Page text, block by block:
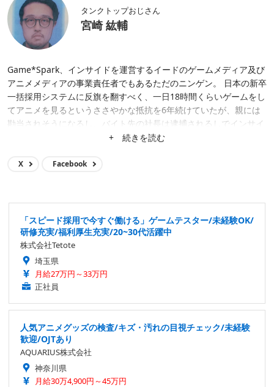
タンクトップおじさん
宮崎 紘輔
Game*Spark、インサイドを運営するイードのゲームメディア及び
アニメメディアの事業責任者でもあるただのニンゲン。 日本の新卒
一括採用システムに反旗を翻すべく、一日18時間くらいゲームをし
てアニメを見るというささやかな抵抗を6年続けていたが、親には
勘当されそうになるし、バイト先の社長は逮捕されるしでインサイ
ド編集部に無気力バイトとして転がり込む。 偶然も重なって2017
Game*Sparkの編集長的ポジションに就くも、ちょっとしたハプニ
と、ゲームやアニメを自分達で出すこと（ウィザードリィでちょっ
と実現）、日本武道館でライブすること、グラストンベリーのヘッ
ドライナーになること……など。
+ 続きを読む
X Facebook
「スピード採用で今すぐ働ける」ゲームテスター/未経験OK/
研修充実/福利厚生充実/20~30代活躍中
株式会社Tetote
埼玉県
月給27万円～33万円
正社員
人気アニメグッズの検査/キズ・汚れの目視チェック/未経験
歓迎/OJTあり
AQUARIUS株式会社
神奈川県
月給30万4,900円～45万円